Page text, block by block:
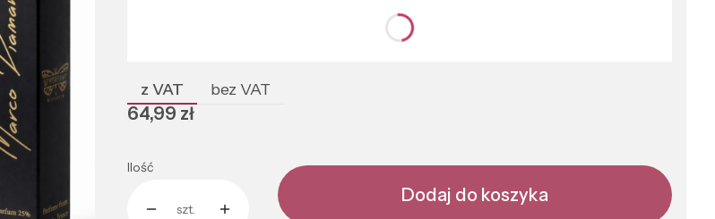
z VAT bez VAT
Cena
64,99 zł
Ilość
szt.
Dodaj do koszyka